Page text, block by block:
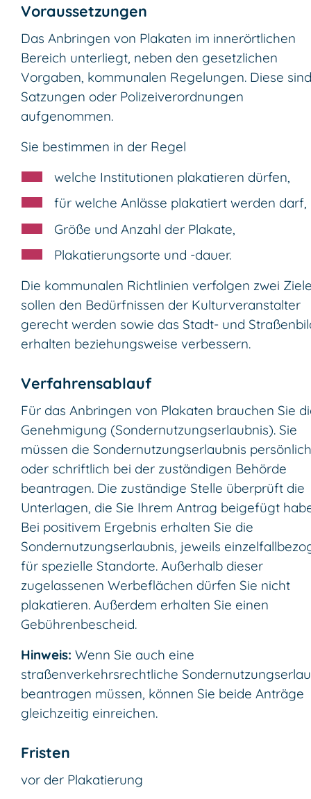
Voraussetzungen
Das Anbringen von Plakaten im innerörtlichen
Bereich unterliegt, neben den gesetzlichen
Vorgaben, kommunalen Regelungen. Diese
Satzungen oder Polizeiverordnungen
aufgenommen.
Sie bestimmen in der Regel
welche Institutionen plakatieren dürfen,
für welche Anlässe plakatiert werden darf,
Größe und Anzahl der Plakate,
Plakatierungsorte und -dauer.
Die kommunalen Richtlinien verfolgen zwei
sollen den Bedürfnissen der Kulturveranstalter
gerecht werden sowie das Stadt- und
erhalten beziehungsweise verbessern.
Verfahrensablauf
Für das Anbringen von Plakaten brauchen Sie
Genehmigung (Sondernutzungserlaubnis). Sie
müssen die Sondernutzungserlaubnis persönlich
oder schriftlich bei der zuständigen Behörde
beantragen. Die zuständige Stelle überprüft die
Unterlagen, die Sie Ihrem Antrag beigefügt
Bei positivem Ergebnis erhalten Sie die
Sondernutzungserlaubnis, jeweils
für spezielle Standorte. Außerhalb dieser
zugelassenen Werbeflächen dürfen Sie nicht
plakatieren. Außerdem erhalten Sie einen
Gebührenbescheid.
Hinweis: Wenn Sie auch eine
straßenverkehrsrechtliche
beantragen müssen, können Sie beide Anträge
gleichzeitig einreichen.
Fristen
vor der Plakatierung